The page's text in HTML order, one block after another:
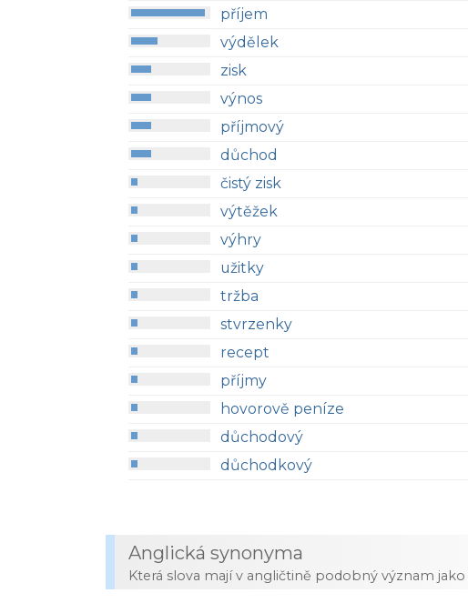
příjem
výdělek
zisk
výnos
příjmový
důchod
čistý zisk
výtěžek
výhry
užitky
tržba
stvrzenky
recept
příjmy
hovorově peníze
důchodový
důchodkový
Anglická synonyma
Která slova mají v angličtině podobný význam jako